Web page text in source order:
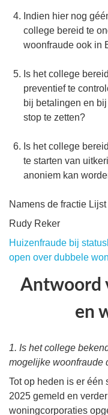
Indien hier nog
college bereid te
woonfraude ook in
Is het college
preventief te
bij betalingen en
stop te zetten?
Is het college
te starten van
anoniem kan
Namens de fractie
Rudy Reker
Huizenfraude bij
open over dubbele
Antwoord
en
1. Is het college
mogelijke woonfraude
Tot op heden is er
2025 gemeld en
woningcorporaties